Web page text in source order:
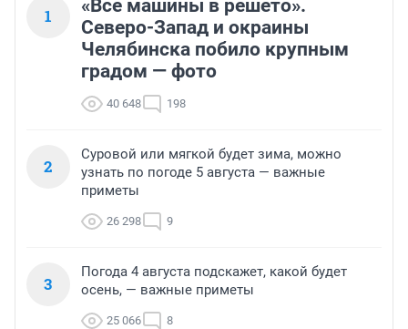
1
«Все машины в решето».
Северо-Запад и окраины
Челябинска побило крупным
градом — фото
40 648 198
2
Суровой или мягкой будет зима, можно
узнать по погоде 5 августа — важные
приметы
26 298 9
3
Погода 4 августа подскажет, какой будет
осень, — важные приметы
25 066 8